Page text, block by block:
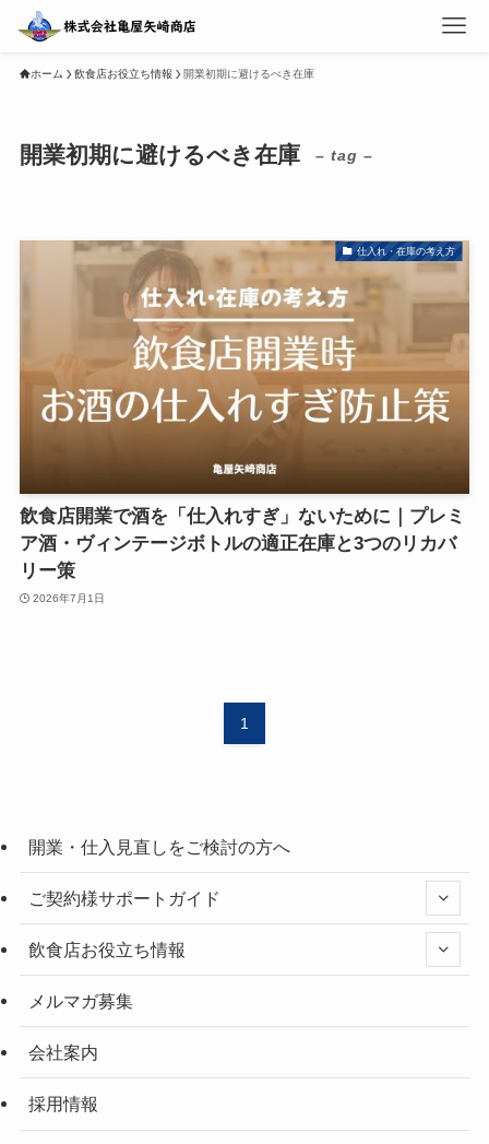
ホーム 飲食店お役立ち情報 開業初期に避けるべき在庫
開業初期に避けるべき在庫 – tag –
仕入れ・在庫の考え方
飲食店開業で酒を「仕入れすぎ」ないために｜プレミ
ア酒・ヴィンテージボトルの適正在庫と3つのリカバ
リー策
2026年7月1日
1
開業・仕入見直しをご検討の方へ
ご契約様サポートガイド
飲食店お役立ち情報
メルマガ募集
会社案内
採用情報